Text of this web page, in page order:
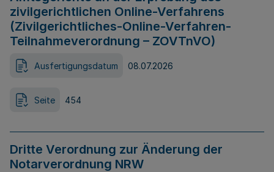
zivilgerichtlichen Online-Verfahrens
(Zivilgerichtliches-Online-Verfahren-
Teilnahmeverordnung – ZOVTnVO)
Ausfertigungsdatum 08.07.2026
Seite 454
Dritte Verordnung zur Änderung der
Notarverordnung NRW